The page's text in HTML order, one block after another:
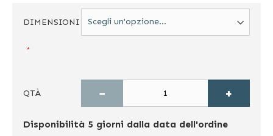
DIMENSIONI
QTÀ − +
Disponibilità 5 giorni dalla data dell'ordine